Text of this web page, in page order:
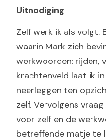
Uitnodiging
Zelf werk ik als volgt.
waarin Mark zich
werkwoorden: rijden,
krachtenveld laat ik
neerleggen ten
zelf. Vervolgens
voor zelf en de
betreffende matje te